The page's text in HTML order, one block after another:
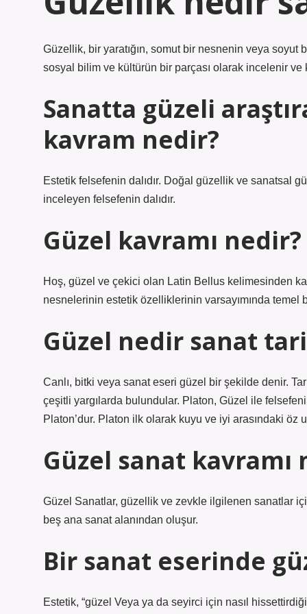
Güzellik, bir yaratığın, somut bir nesnenin veya
sosyal bilim ve kültürün bir parçası olarak incelenir
Sanatta güzeli
kavram nedir?
Estetik felsefenin dalıdır. Doğal güzellik ve sanatsal
inceleyen felsefenin dalıdır.
Güzel kavramı nedir?
Hoş, güzel ve çekici olan Latin Bellus kelimesinden
nesnelerinin estetik özelliklerinin varsayımında temel
Güzel nedir sanat
Canlı, bitki veya sanat eseri güzel bir şekilde denir.
çeşitli yargılarda bulundular. Platon, Güzel ile
Platon’dur. Platon ilk olarak kuyu ve iyi arasındaki öz
Güzel sanat kavramı
Güzel Sanatlar, güzellik ve zevkle ilgilenen sanatlar
beş ana sanat alanından oluşur.
Bir sanat eserinde
Estetik, “güzel Veya ya da seyirci için nasıl